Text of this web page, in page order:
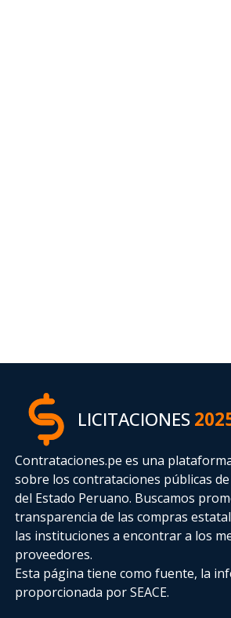
LICITACIONES
Contrataciones.pe es una
sobre los contrataciones públicas
del Estado Peruano. Buscamos
transparencia de las compras
las instituciones a encontrar a los
proveedores.
Esta página tiene como fuente, la
proporcionada por SEACE.